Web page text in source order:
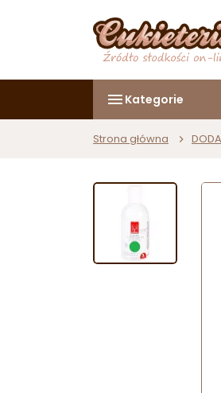
Kategorie
Strona główna